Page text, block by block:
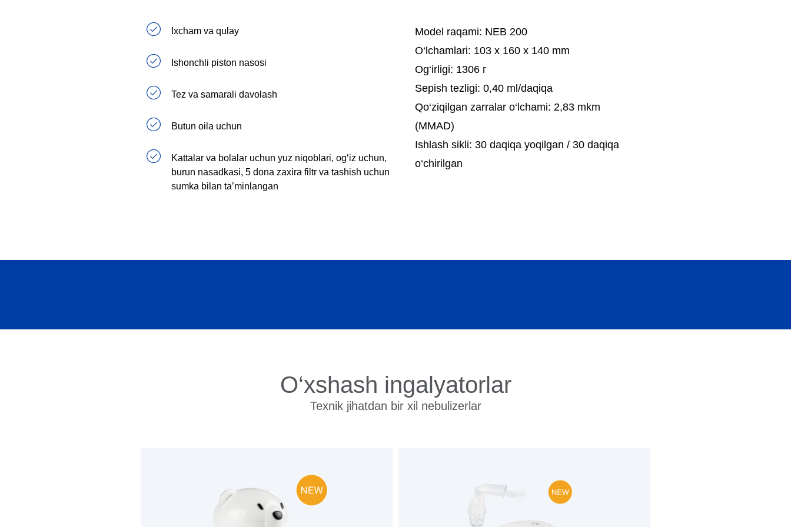
Ixcham va qulay
Ishonchli piston nasosi
Tez va samarali davolash
Butun oila uchun
Kattalar va bolalar uchun yuz niqoblari, og‘iz uchun,
burun nasadkasi, 5 dona zaxira filtr va tashish uchun
sumka bilan ta’minlangan
Model raqami: NEB 200
O‘lchamlari: 103 x 160 x 140 mm
Og‘irligi: 1306 г
Sepish tezligi: 0,40 ml/daqiqa
Qo‘ziqilgan zarralar o‘lchami: 2,83 mkm
(MMAD)
Ishlash sikli: 30 daqiqa yoqilgan / 30 daqiqa
o‘chirilgan
O‘xshash ingalyatorlar
Texnik jihatdan bir xil nebulizerlar